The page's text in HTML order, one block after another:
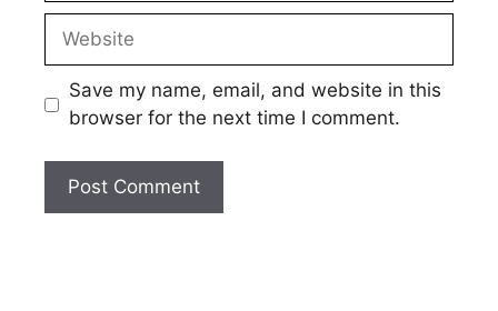
Website
Save my name, email, and website in this
browser for the next time I comment.